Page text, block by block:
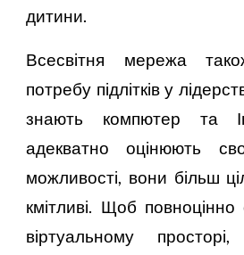
дитини.
Всесвітня мережа
потребу підлітків у
знають компютер та
адекватно оцінюють
можливості, вони більш
кмітливі. Щоб повноцінно
віртуальному